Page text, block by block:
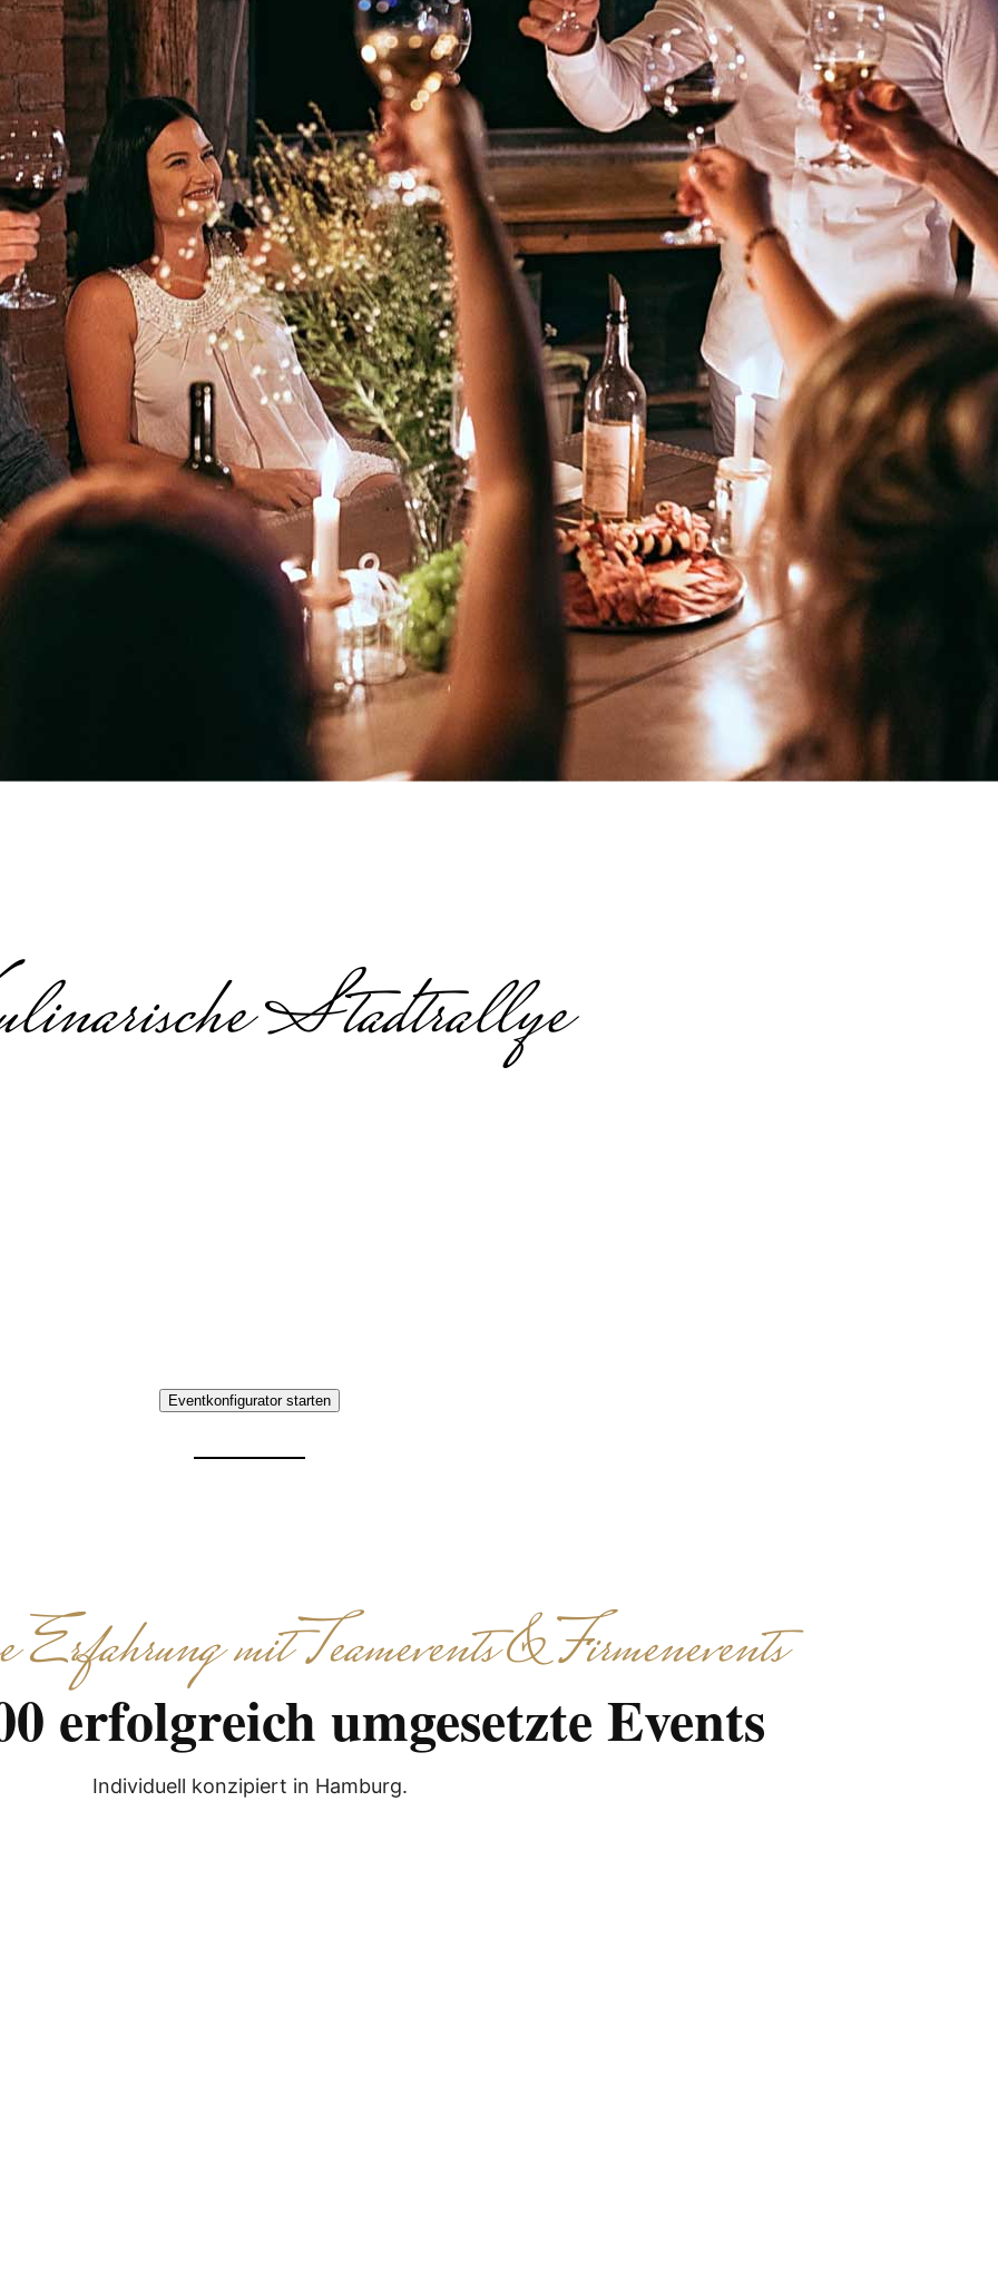
Stadtrallye
Eventkonfigurator starten
mit Teamevents & Firmenevents
erfolgreich umgesetzte Events
Individuell konzipiert in Hamburg.